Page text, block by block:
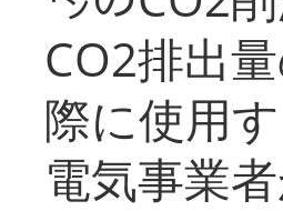
CO2排出
際に使用
電気事業